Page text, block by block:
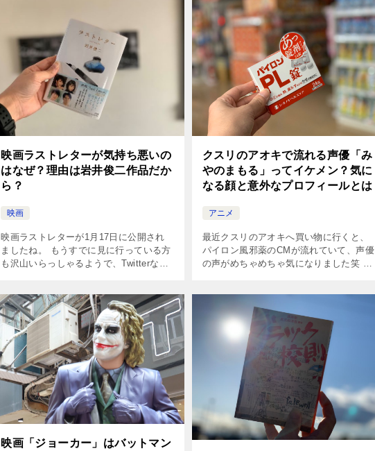
映画ラストレターが気持ち悪いの
はなぜ？理由は岩井俊二作品だか
ら？
映画
映画ラストレターが1月17日に公開され
ましたね。 もうすでに見に行っている方
も沢山いらっしゃるようで、Twitterなど
にきていたので、今回はなぜ […]
クスリのアオキで流れる声優「み
やのまもる」ってイケメン？気に
なる顔と意外なプロフィールとは
アニメ
最近クスリのアオキへ買い物に行くと、
パイロン風邪薬のCMが流れていて、声優
の声がめちゃめちゃ気になりました笑 あ
みることに。 目次 声優みやのまも […]
映画「ジョーカー」はバットマン